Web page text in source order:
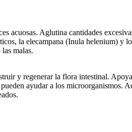
acuosas. Aglutina cantidades
la elecampana (Inula helenium) y
malas.
y regenerar la flora intestinal.
ayudar a los microorganismos.